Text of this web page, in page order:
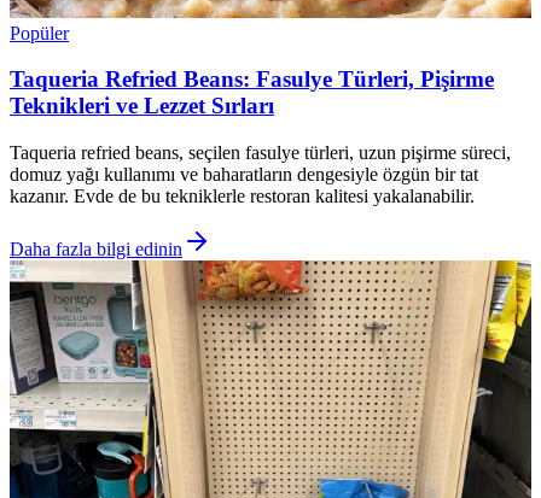
Popüler
Taqueria Refried Beans: Fasulye Türleri, Pişirme
Teknikleri ve Lezzet Sırları
Taqueria refried beans, seçilen fasulye türleri, uzun pişirme süreci,
domuz yağı kullanımı ve baharatların dengesiyle özgün bir tat
kazanır. Evde de bu tekniklerle restoran kalitesi yakalanabilir.
Daha fazla bilgi edinin